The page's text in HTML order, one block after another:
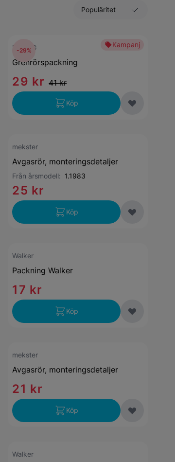
Sortera efter
Kampanj
ELRING
Grenrörspackning
29 kr 41 kr
-29%
Köp
mekster
Avgasrör, monteringsdetaljer
Från årsmodell: 1.1983
25 kr
Köp
Walker
Packning Walker
17 kr
Köp
mekster
Avgasrör, monteringsdetaljer
21 kr
Köp
Walker